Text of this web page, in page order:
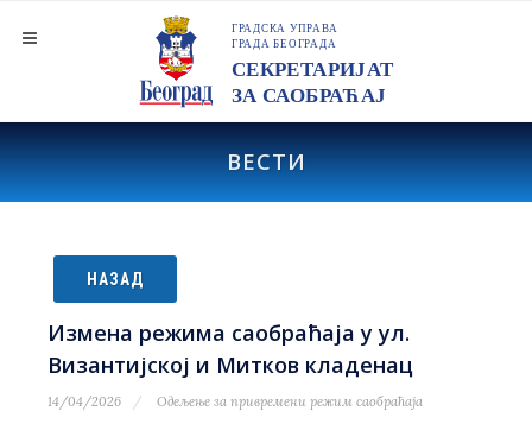
ВЕСТИ
НАЗАД
Измена режима саобраћаја у ул.
Византијској и Митков кладенац
14/04/2026 Одељење за привремени режим саобраћаја